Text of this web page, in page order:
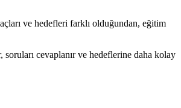
ve hedefleri farklı olduğundan, eğitim
cevaplanır ve hedeflerine daha kolay